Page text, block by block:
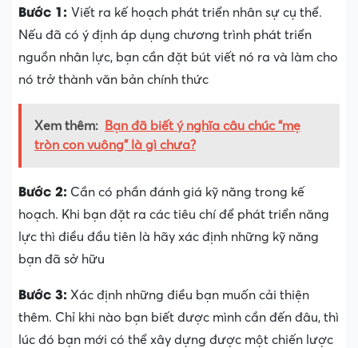
Bước 1: Viết ra kế hoạch phát triển nhân sự cụ thể.
Nếu đã có ý định áp dụng chương trình phát triển
nguồn nhân lực, bạn cần đặt bút viết nó ra và làm cho
nó trở thành văn bản chính thức
Xem thêm:
Bạn đã biết ý nghĩa câu chúc “mẹ
tròn con vuông” là gì chưa?
Bước 2: Cần có phần đánh giá kỹ năng trong kế
hoạch. Khi bạn đặt ra các tiêu chí để phát triển năng
lực thì điều đầu tiên là hãy xác định những kỹ năng
bạn đã sở hữu
Bước 3: Xác định những điều bạn muốn cải thiện
thêm. Chỉ khi nào bạn biết được mình cần đến đâu, thì
lúc đó bạn mới có thể xây dựng được một chiến lược